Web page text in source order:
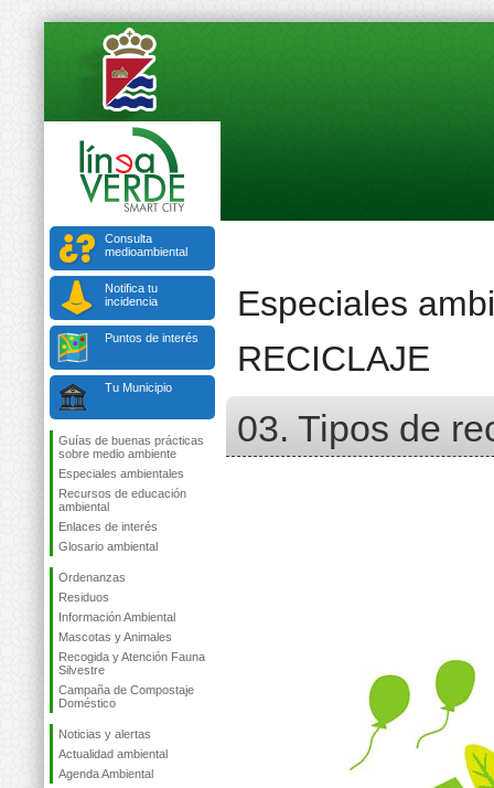
Consulta
medioambiental
Notifica tu
incidencia
Puntos de interés
Tu Municipio
Guías de buenas prácticas
sobre medio ambiente
Especiales ambientales
Recursos de educación
ambiental
Enlaces de interés
Glosario ambiental
Ordenanzas
Residuos
Información Ambiental
Mascotas y Animales
Recogida y Atención Fauna
Silvestre
Campaña de Compostaje
Doméstico
Noticias y alertas
Actualidad ambiental
Agenda Ambiental
Especiales
RECICLAJE
03. Tipos de